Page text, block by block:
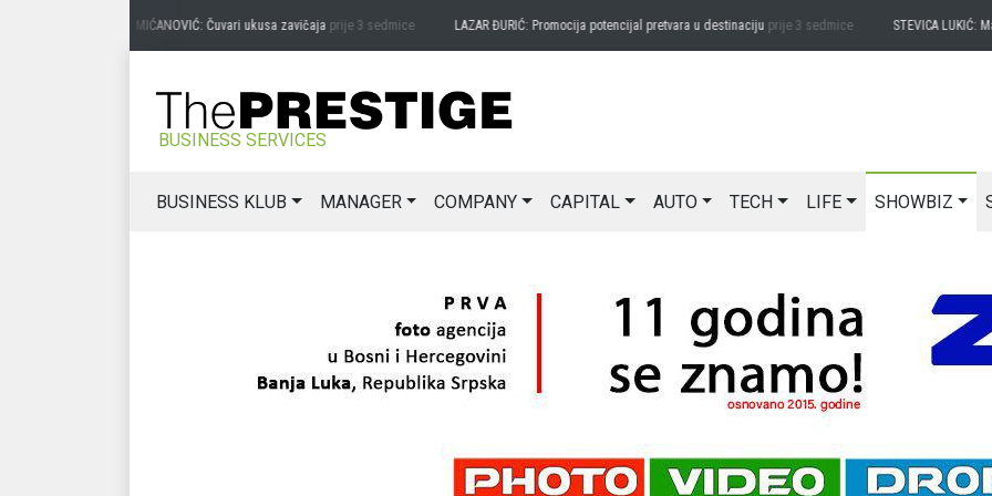
PREDRAG MIĆANOVIĆ: Čuvari ukusa zavičajaprije 3 sedmice LAZAR ĐURIĆ: Promocija potencijal pretvara u destinacijuprije 3 sedmice STEVICA LUKIĆ:
BUSINESS SERVICES
BUSINESS KLUB MANAGER COMPANY CAPITAL AUTO TECH LIFE SHOWBIZ